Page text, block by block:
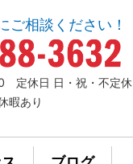
ご相談ください！
定休日 日・祝・不定休
暇あり